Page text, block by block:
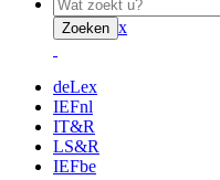
Zoeken x
deLex
IEFnl
IT&R
LS&R
IEFbe